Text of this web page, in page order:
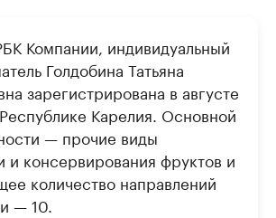
Компании, индивидуальный
Голдобина Татьяна
зарегистрирована в августе
Карелия. Основной
— прочие виды
и консервирования фруктов и
количество направлений
— 10.